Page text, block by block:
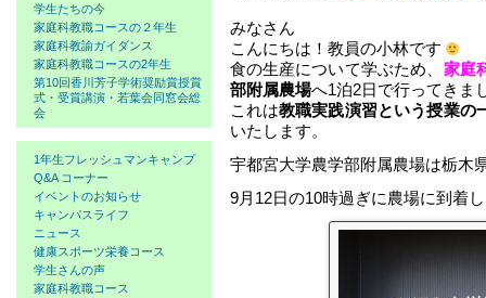
学生たちの今
家庭科教職コースの２年生
家庭科教諭ガイダンス
家庭科教職コースの2年生
第10回香川芳子学術奨励賞授賞
式・受賞講演・若葉会同窓会総
会
1年生フレッシュマンキャンプ
Q&A コーナー
イベントのお知らせ
キャンパスライフ
ニュース
健康スポーツ栄養コース
学生さんの声
家庭科教職コース
みなさん
こんにちは！教員の小林です
食の生産について学ぶため、 家庭
部附属農場へ1泊2日で行ってきま
これは教職実践演習という授業の
いたします。
宇都宮大学農学部附属農場は栃木
9月12日の10時過ぎに農場に到着